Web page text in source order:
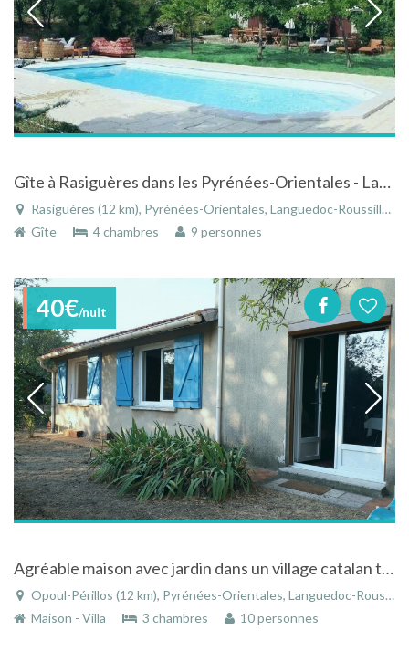
Gîte à Rasiguères dans les Pyrénées-Orientales - Languedoc-Roussillon avec piscine
Rasiguères (12 km), Pyrénées-Orientales, Languedoc-Roussillon, Occitanie, France
Gîte
4 chambres 9 personnes
40€/nuit
Agréable maison avec jardin dans un village catalan typique près de Rivesaltes
Opoul-Périllos (12 km), Pyrénées-Orientales, Languedoc-Roussillon, Occitanie, France
Maison - Villa
3 chambres 10 personnes